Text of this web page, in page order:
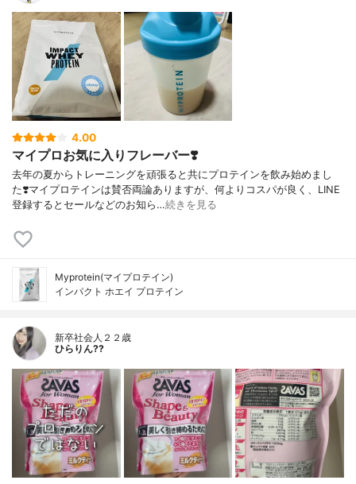
4.00
マイプロお気に入りフレーバー❣️
去年の夏からトレーニングを頑張ると共にプロテインを飲み始めまし
た❣️マイプロテインは賛否両論ありますが、何よりコスパが良く、LINE
登録するとセールなどのお知ら…続きを見る
Myprotein(マイプロテイン)
インパクト ホエイ プロテイン
新卒社会人２２歳
ひらりん??